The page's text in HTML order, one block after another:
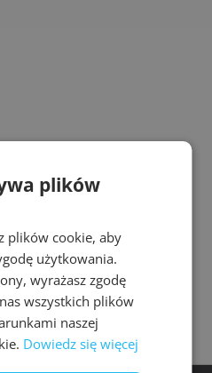
plików
plików cookie, aby
użytkowania.
wyrażasz zgodę
wszystkich plików
naszej
Dowiedz się więcej